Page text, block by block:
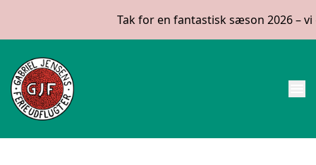
Tak for en fantastisk sæson 2026 – vi